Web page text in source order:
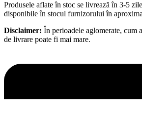
Produsele aflate în stoc se livrează în 3-5
disponibile în stocul furnizorului în
Disclaimer: În perioadele aglomerate, cum
de livrare poate fi mai mare.